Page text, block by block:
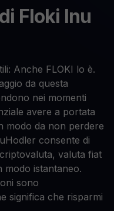
Floki Inu
Anche FLOKI lo è.
da questa
nei momenti
avere a portata
modo da non perdere
consente di
valuta fiat
modo istantaneo.
sono
significa che risparmi